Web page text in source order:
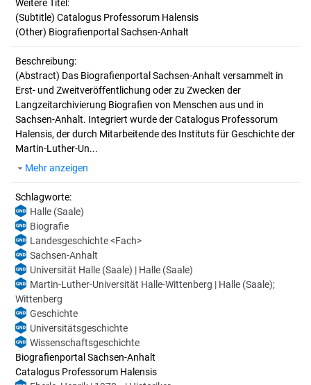
Weitere Titel:
(Subtitle) Catalogus Professorum Halensis
(Other) Biografienportal Sachsen-Anhalt
Beschreibung:
(Abstract) Das Biografienportal Sachsen-Anhalt versammelt in
Erst- und Zweitveröffentlichung oder zu Zwecken der
Langzeitarchivierung Biografien von Menschen aus und in
Sachsen-Anhalt. Integriert wurde der Catalogus Professorum
Halensis, der durch Mitarbeitende des Instituts für Geschichte der
Martin-Luther-Un...
Mehr anzeigen
Schlagworte:
Halle (Saale)
Biografie
Landesgeschichte <Fach>
Sachsen-Anhalt
Universität Halle (Saale) | Halle (Saale)
Martin-Luther-Universität Halle-Wittenberg | Halle (Saale);
Wittenberg
Geschichte
Universitätsgeschichte
Wissenschaftsgeschichte
Biografienportal Sachsen-Anhalt
Catalogus Professorum Halensis